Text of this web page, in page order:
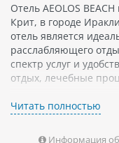
Отель AEOLOS
Крит, в городе
отель является
расслабляющего
спектр услуг и
отдых, лечебные
Отель AEOLOS
живописного
Читать полностью
Информация